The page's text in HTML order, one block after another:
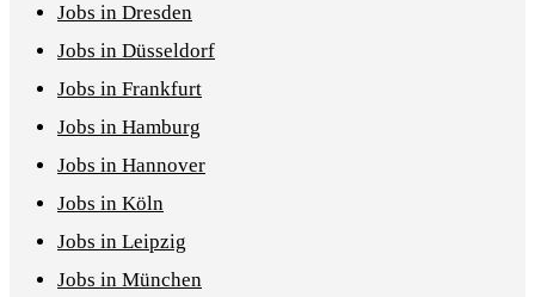
Jobs in Dresden
Jobs in Düsseldorf
Jobs in Frankfurt
Jobs in Hamburg
Jobs in Hannover
Jobs in Köln
Jobs in Leipzig
Jobs in München